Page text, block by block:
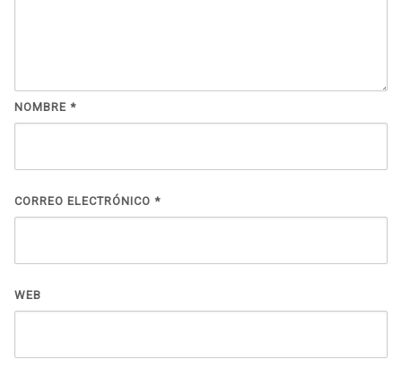
NOMBRE *
CORREO ELECTRÓNICO *
WEB